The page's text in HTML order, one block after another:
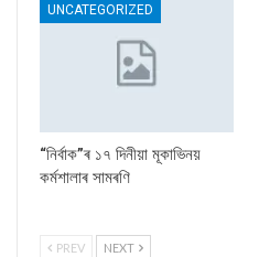
UNCATEGORIZED
“নিৰ্বাক”ৰ ১৭ দিনীয়া মূকাভিনয়
কৰ্মশালাৰ সামৰণি
PREV NEXT